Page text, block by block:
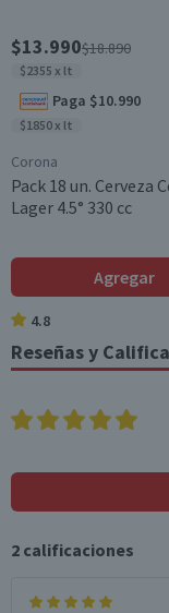
Carnes rojas a la
guisos y
Almacenamiento
Almacenar en un
18°C.
Contenido
750 cc
Cantidad
Cepa
Cosecha
Formato
$13.990$18.890
$2355 x lt
Paga $10.990
$1850 x lt
Corona
Pack 18 un. Cerveza
Lager 4.5° 330 cc
Agregar
4.8
Reseñas y
2 calificaciones